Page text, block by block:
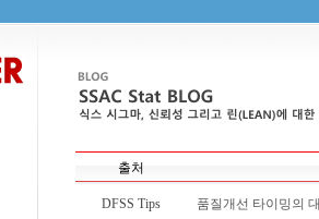
출처
DFSS Tips 품질개선 타이밍의